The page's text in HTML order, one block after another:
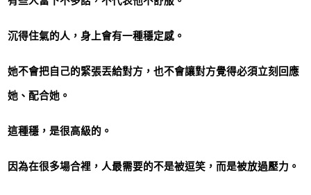
沉得住氣的人，身上會有一種穩定感。
她不會把自己的緊張丟給對方，也不會讓對方覺得必須立刻回應
她、配合她。
這種穩，是很高級的。
因為在很多場合裡，人最需要的不是被逗笑，而是被放過壓力。